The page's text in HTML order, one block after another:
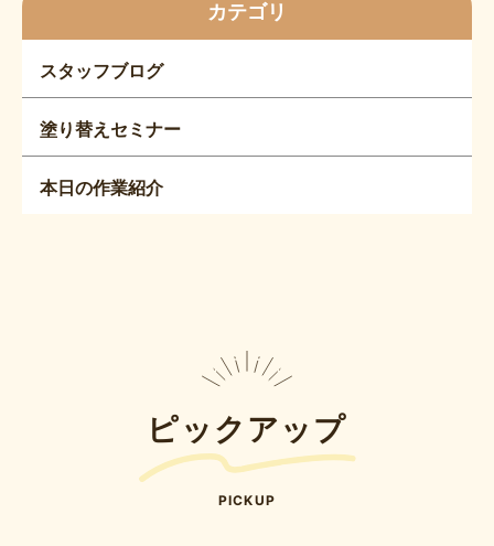
カテゴリ
スタッフブログ
塗り替えセミナー
本日の作業紹介
ピックアップ
PICKUP